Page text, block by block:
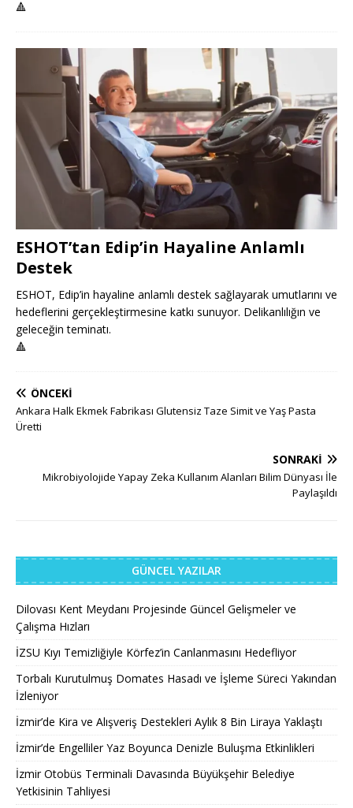
🔺
ESHOT’tan Edip’in Hayaline Anlamlı
Destek
ESHOT, Edip’in hayaline anlamlı destek sağlayarak umutlarını ve
hedeflerini gerçekleştirmesine katkı sunuyor. Delikanlılığın ve
geleceğin teminatı.
🔺
ÖNCEKI
Ankara Halk Ekmek Fabrikası Glutensiz Taze Simit ve Yaş Pasta
Üretti
SONRAKI
Mikrobiyolojide Yapay Zeka Kullanım Alanları Bilim Dünyası İle
Paylaşıldı
GÜNCEL YAZILAR
Dilovası Kent Meydanı Projesinde Güncel Gelişmeler ve
Çalışma Hızları
İZSU Kıyı Temizliğiyle Körfez’in Canlanmasını Hedefliyor
Torbalı Kurutulmuş Domates Hasadı ve İşleme Süreci Yakından
İzleniyor
İzmir’de Kira ve Alışveriş Destekleri Aylık 8 Bin Liraya Yaklaştı
İzmir’de Engelliler Yaz Boyunca Denizle Buluşma Etkinlikleri
İzmir Otobüs Terminali Davasında Büyükşehir Belediye
Yetkisinin Tahliyesi